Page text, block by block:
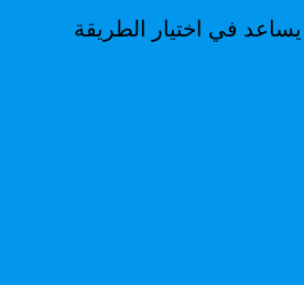
في اختيار الطريقة